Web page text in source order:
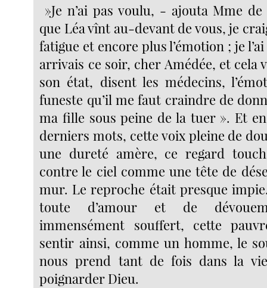
»Je n’ai pas voulu, - ajouta Mme
que Léa vînt au-devant de vous, je
fatigue et encore plus l’émotion ; je
arrivais ce soir, cher Amédée, et cela
son état, disent les médecins,
funeste qu’il me faut craindre de
ma fille sous peine de la tuer ». Et
derniers mots, cette voix pleine de
une dureté amère, ce regard
contre le ciel comme une tête de
mur. Le reproche était presque
toute d’amour et de
immensément souffert, cette
sentir ainsi, comme un homme, le
nous prend tant de fois dans la
poignarder Dieu.